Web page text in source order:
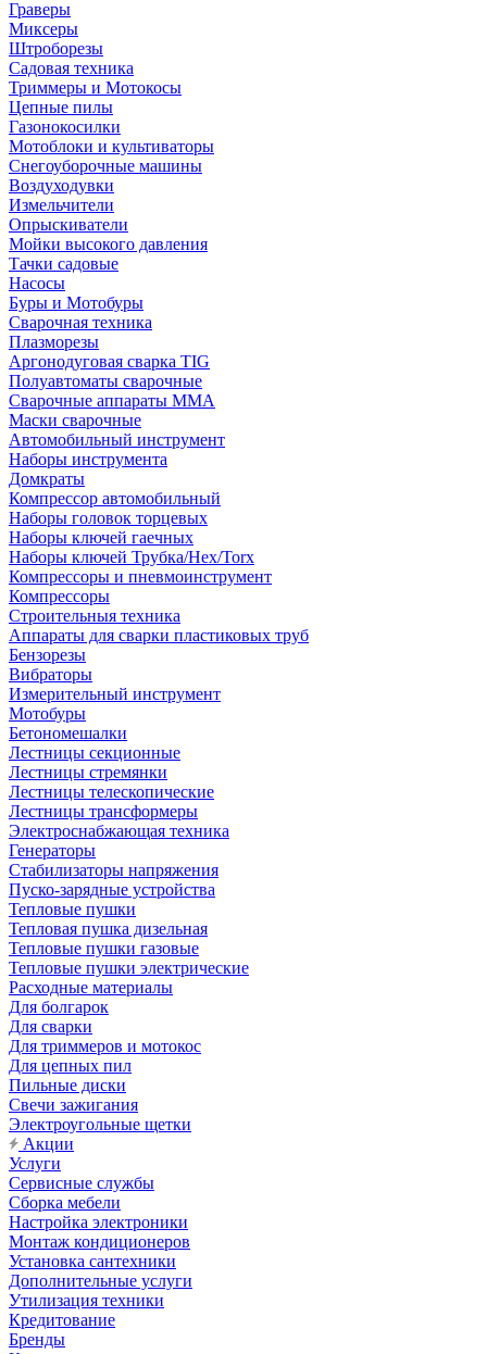
Граверы
Миксеры
Штроборезы
Садовая техника
Триммеры и Мотокосы
Цепные пилы
Газонокосилки
Мотоблоки и культиваторы
Снегоуборочные машины
Воздуходувки
Измельчители
Опрыскиватели
Мойки высокого давления
Тачки садовые
Насосы
Буры и Мотобуры
Сварочная техника
Плазморезы
Аргонодуговая сварка TIG
Полуавтоматы сварочные
Сварочные аппараты ММА
Маски сварочные
Автомобильный инструмент
Наборы инструмента
Домкраты
Компрессор автомобильный
Наборы головок торцевых
Наборы ключей гаечных
Наборы ключей Трубка/Hex/Torx
Компрессоры и пневмоинструмент
Компрессоры
Строительныя техника
Аппараты для сварки пластиковых труб
Бензорезы
Вибраторы
Измерительный инструмент
Мотобуры
Бетономешалки
Лестницы секционные
Лестницы стремянки
Лестницы телескопические
Лестницы трансформеры
Электроснабжающая техника
Генераторы
Стабилизаторы напряжения
Пуско-зарядные устройства
Тепловые пушки
Тепловая пушка дизельная
Тепловые пушки газовые
Тепловые пушки электрические
Расходные материалы
Для болгарок
Для сварки
Для триммеров и мотокос
Для цепных пил
Пильные диски
Свечи зажигания
Электроугольные щетки
Акции
Услуги
Сервисные службы
Сборка мебели
Настройка электроники
Монтаж кондиционеров
Установка сантехники
Дополнительные услуги
Утилизация техники
Кредитование
Бренды